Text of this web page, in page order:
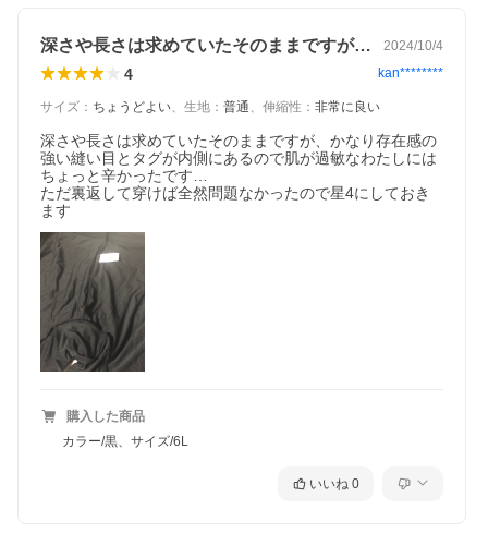
深さや長さは求めていたそのままですが、… 2024/10/4
4 kan********
サイズ ： ちょうどよい、 生地 ： 普通、 伸縮性 ： 非常に良い
深さや長さは求めていたそのままですが、かなり存在感の
強い縫い目とタグが内側にあるので肌が過敏なわたしには
ちょっと辛かったです…
ただ裏返して穿けば全然問題なかったので星4にしておき
ます
購入した商品
カラー/黒、サイズ/6L
いいね 0